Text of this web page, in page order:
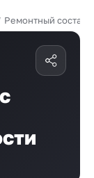
Ремонтный состав